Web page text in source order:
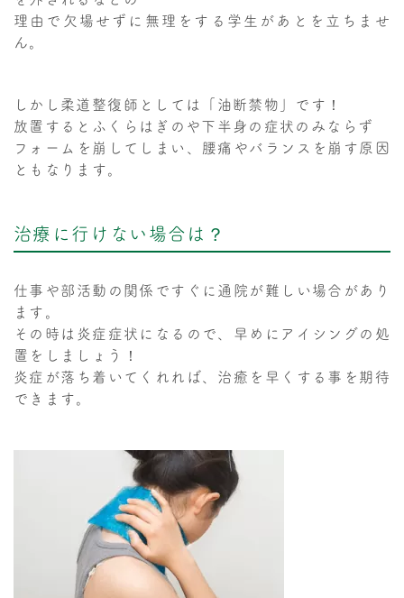
理由で欠場せずに無理をする学生があとを立ちませ
ん。
しかし柔道整復師としては「油断禁物」です！
放置するとふくらはぎのや下半身の症状のみならず
フォームを崩してしまい、腰痛やバランスを崩す原因
ともなります。
治療に行けない場合は？
仕事や部活動の関係ですぐに通院が難しい場合があり
ます。
その時は炎症症状になるので、早めにアイシングの処
置をしましょう！
炎症が落ち着いてくれれば、治癒を早くする事を期待
できます。